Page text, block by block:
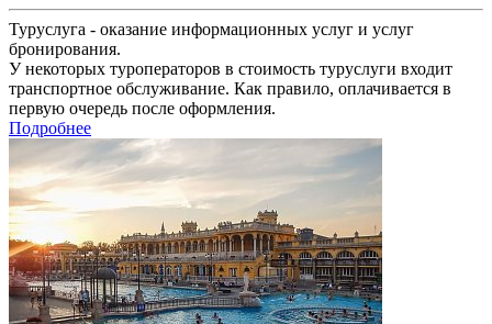
Туруслуга - оказание информационных услуг и услуг
бронирования.
У некоторых туроператоров в стоимость туруслуги входит
транспортное обслуживание. Как правило, оплачивается в
первую очередь после оформления.
Подробнее